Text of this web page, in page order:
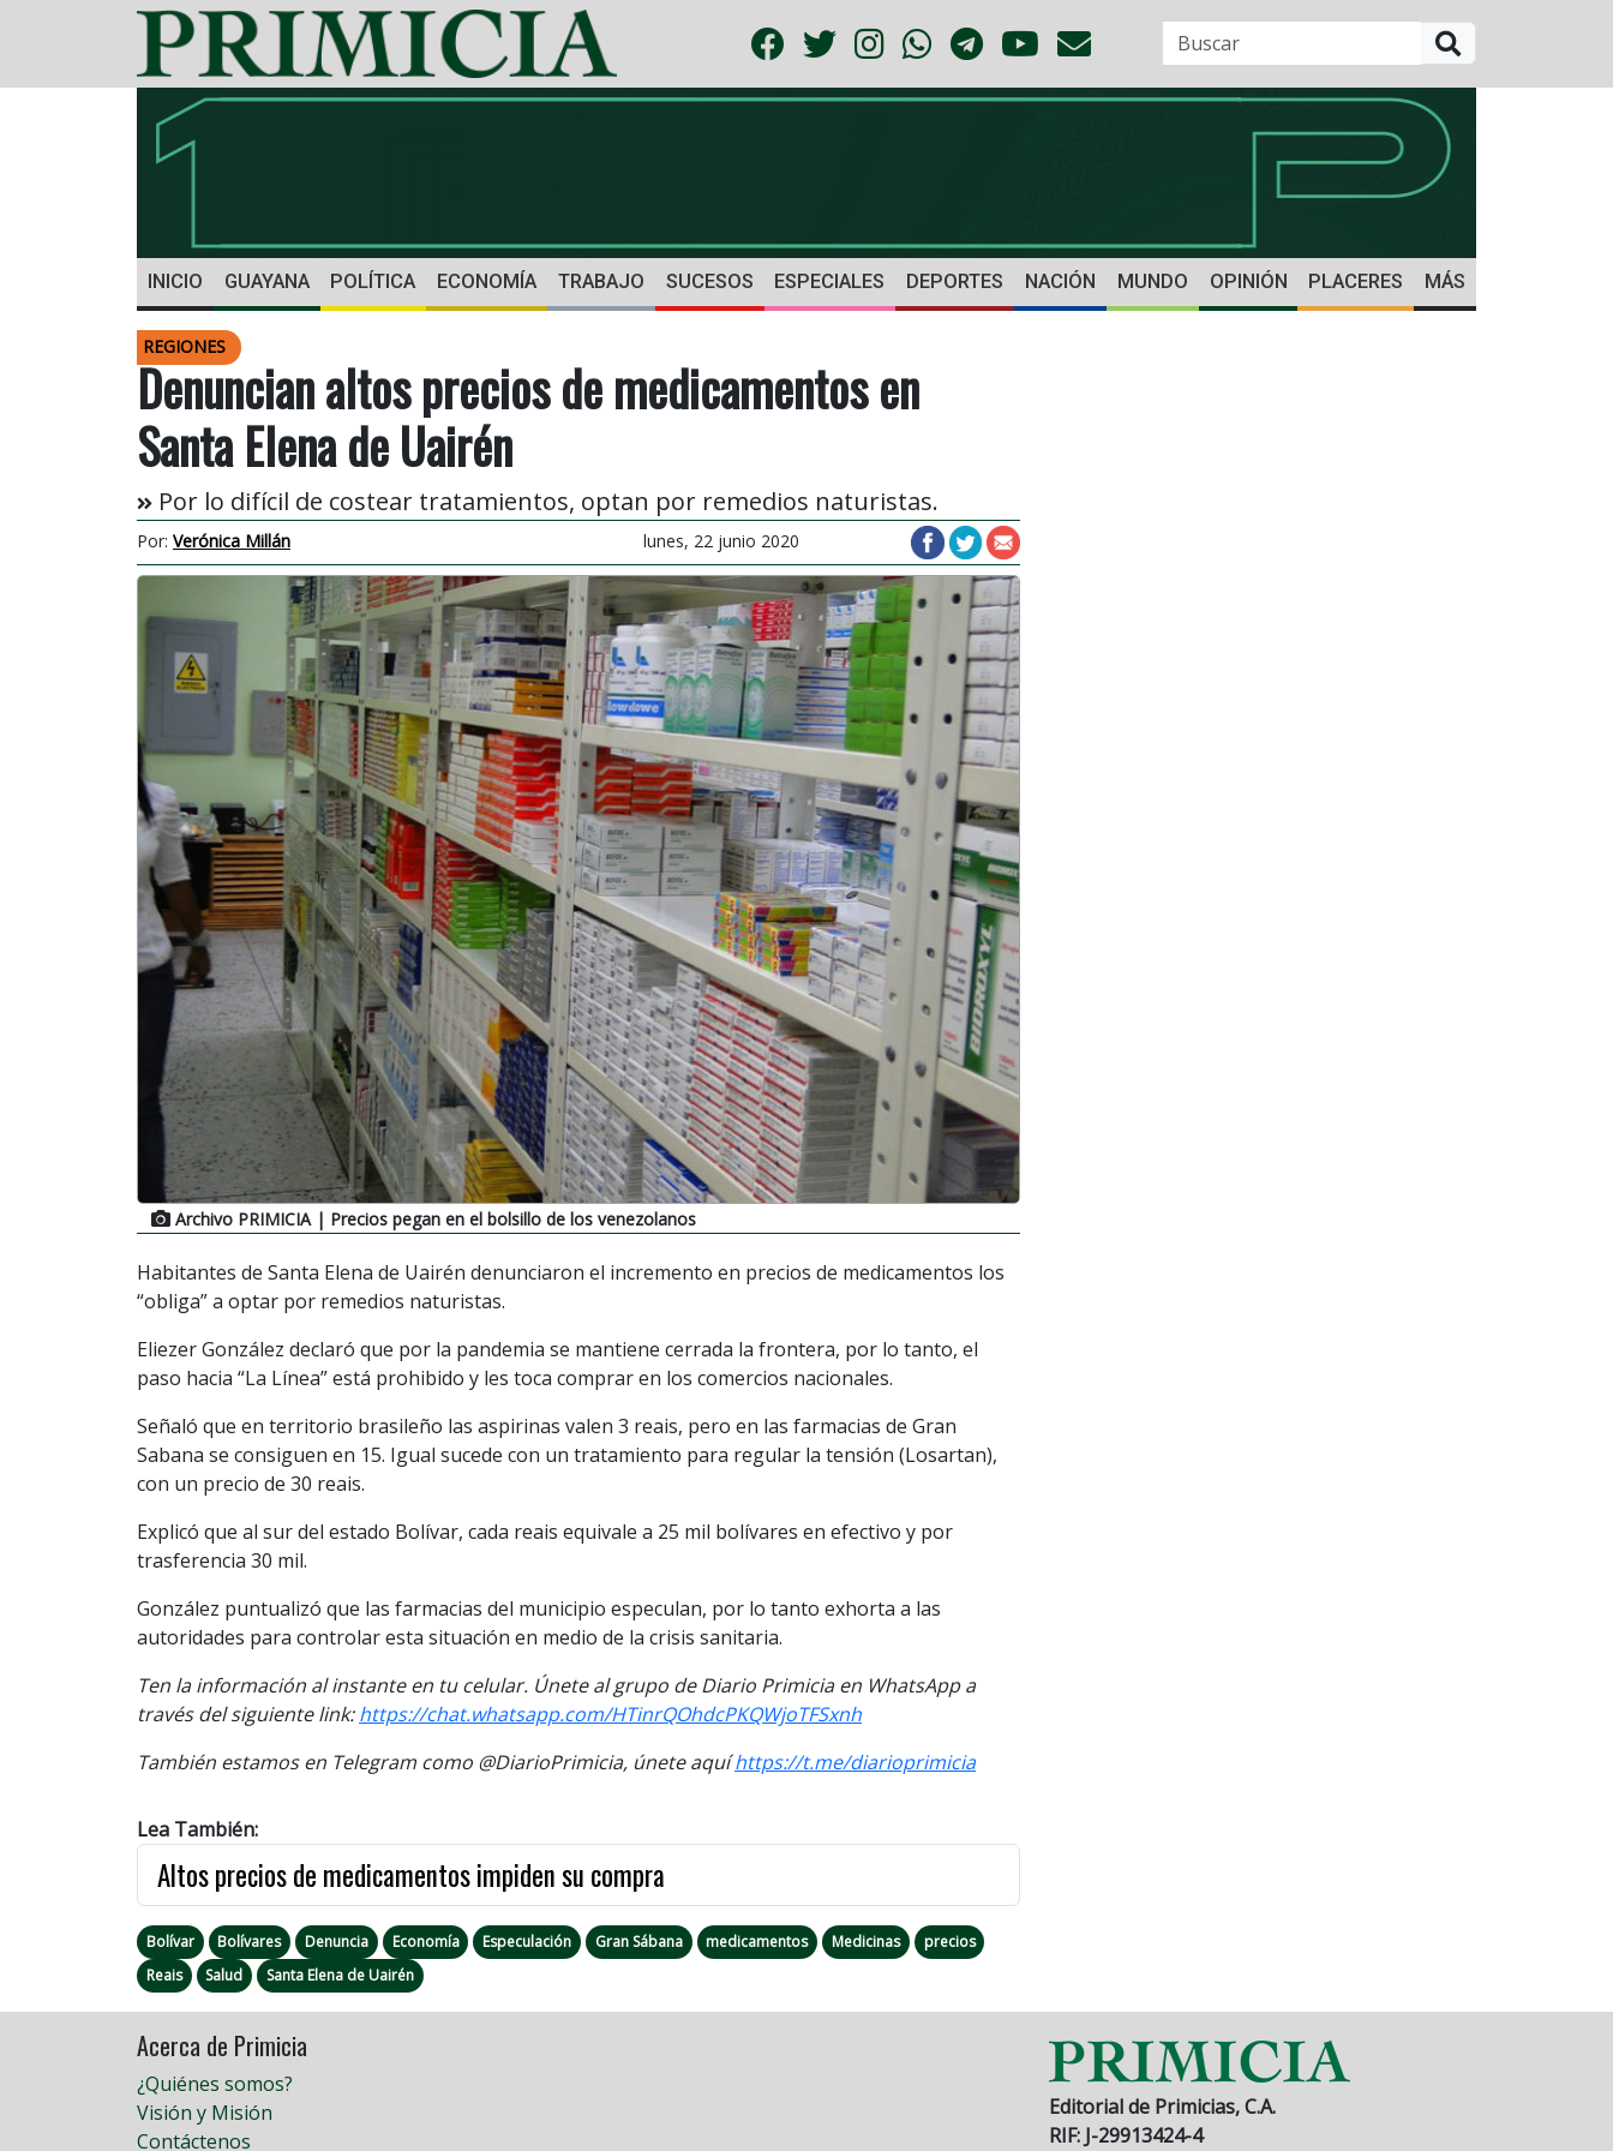
INICIO GUAYANA POLÍTICA ECONOMÍA TRABAJO SUCESOS ESPECIALES DEPORTES NACIÓN MUNDO OPINIÓN PLACERES MÁS
REGIONES
Denuncian altos precios de medicamentos en
Santa Elena de Uairén
Por lo difícil de costear tratamientos, optan por remedios naturistas.
Por: Verónica Millán lunes, 22 junio 2020
Archivo PRIMICIA| Precios pegan en el bolsillo de los venezolanos
Habitantes de Santa Elena de Uairén denunciaron el incremento en precios de medicamentos los
“obliga” a optar por remedios naturistas.
Eliezer González declaró que por la pandemia se mantiene cerrada la frontera, por lo tanto, el
paso hacia “La Línea” está prohibido y les toca comprar en los comercios nacionales.
Señaló que en territorio brasileño las aspirinas valen 3 reais, pero en las farmacias de Gran
Sabana se consiguen en 15. Igual sucede con un tratamiento para regular la tensión (Losartan),
con un precio de 30 reais.
Explicó que al sur del estado Bolívar, cada reais equivale a 25 mil bolívares en efectivo y por
trasferencia 30 mil.
González puntualizó que las farmacias del municipio especulan, por lo tanto exhorta a las
autoridades para controlar esta situación en medio de la crisis sanitaria.
Ten la información al instante en tu celular. Únete al grupo de Diario Primicia en WhatsApp a
través del siguiente link:https://chat.whatsapp.com/HTinrQOhdcPKQWjoTFSxnh
También estamos en Telegram como @DiarioPrimicia, únete aquíhttps://t.me/diarioprimicia
Lea También:
Altos precios de medicamentos impiden su compra
Bolívar Bolívares Denuncia Economía Especulación Gran Sábana medicamentos Medicinas
precios
Reais
Salud Santa Elena de Uairén
Acerca de Primicia
¿Quiénes somos?
Visión y Misión
Contáctenos
Editorial de Primicias, C.A.
RIF: J-29913424-4